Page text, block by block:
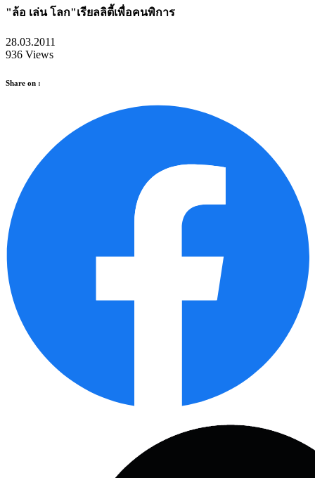
"ล้อ เล่น โลก"เรียลลิตี้เพื่อคนพิการ
28.03.2011
936 Views
Share on :